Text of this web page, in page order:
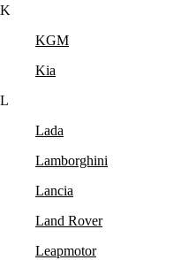
K
KGM
Kia
L
Lada
Lamborghini
Lancia
Land Rover
Leapmotor